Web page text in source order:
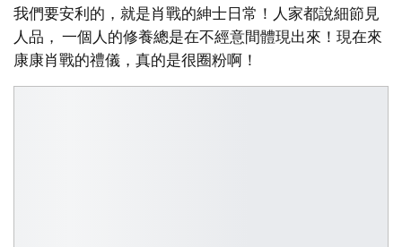
我們要安利的，就是肖戰的紳士日常！人家都說細節見
人品， 一個人的修養總是在不經意間體現出來！現在來
康康肖戰的禮儀，真的是很圈粉啊！ ​